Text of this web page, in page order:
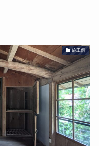
施工例